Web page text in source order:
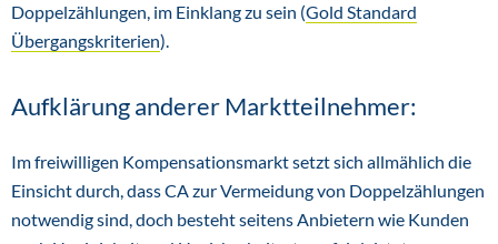
Doppelzählungen, im Einklang zu sein (Gold Standard
Übergangskriterien).
Aufklärung anderer Marktteilnehmer:
Im freiwilligen Kompensationsmarkt setzt sich allmählich die
Einsicht durch, dass CA zur Vermeidung von Doppelzählungen
notwendig sind, doch besteht seitens Anbietern wie Kunden